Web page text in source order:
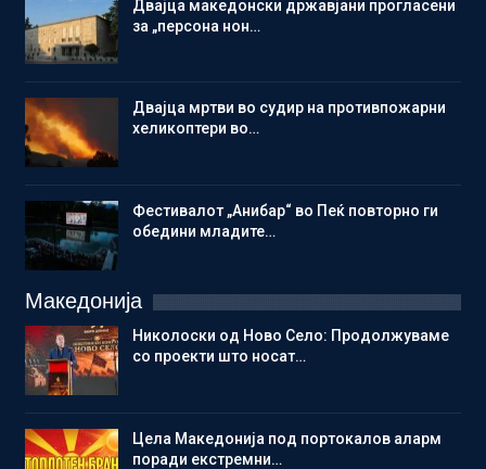
Двајца македонски државјани прогласени
за „персона нон…
Двајца мртви во судир на противпожарни
хеликоптери во…
Фестивалот „Анибар“ во Пеќ повторно ги
обедини младите…
Македонија
Николоски од Ново Село: Продолжуваме
со проекти што носат…
Цела Македонија под портокалов аларм
поради екстремни…